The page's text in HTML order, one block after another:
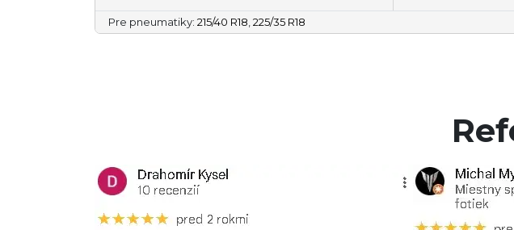
Pre pneumatiky: 215/40 R18 225/35 R18